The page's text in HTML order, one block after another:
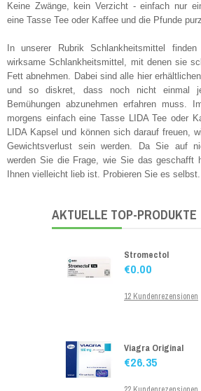
Keine Zwänge, kein Verzicht - einfach nur
eine Tasse Tee oder Kaffee und die Pfunde
In unserer Rubrik Schlankheitsmittel
wirksame Schlankheitsmittel, mit denen sie
Fett abnehmen. Dabei sind alle hier
und so diskret, dass noch nicht einmal
Bemühungen abzunehmen erfahren muss.
morgens einfach eine Tasse LIDA Tee oder
LIDA Kapsel und können sich darauf freuen,
Gewichtsverlust sein werden. Da Sie auf
werden Sie die Frage, wie Sie das geschafft
Ihnen vielleicht lieb ist. Probieren Sie es
AKTUELLE TOP-PRODUKTE
€18.17
13 Kundenrezensionen
Lovegra
€26.18
16 Kundenrezensionen
Stromectol
22 Kundenrezensionen